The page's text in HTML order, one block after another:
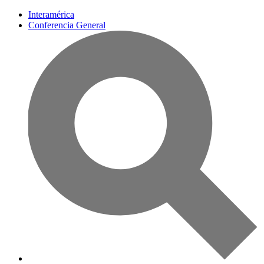
Interamérica
Conferencia General